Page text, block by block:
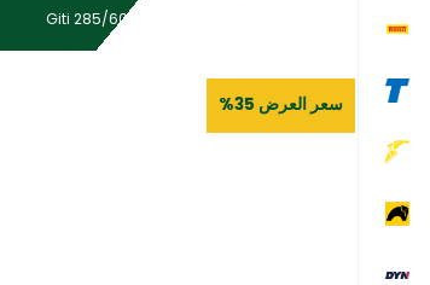
Giti 285/60 R18 116T AT70
سعر العرض 35%